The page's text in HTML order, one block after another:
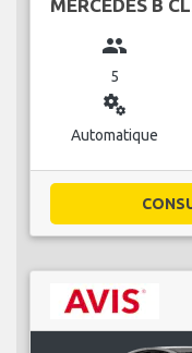
MERCEDES B
group
5
miscellaneous_services
Automatique